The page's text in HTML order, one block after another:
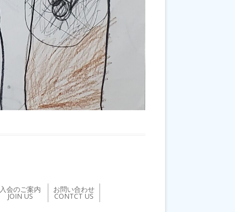
入会のご案内
JOIN US
お問い合わせ
CONTCT US